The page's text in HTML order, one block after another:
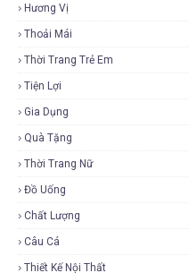
Hương Vị
Thoải Mái
Thời Trang Trẻ Em
Tiện Lợi
Gia Dụng
Quà Tặng
Thời Trang Nữ
Đồ Uống
Chất Lượng
Câu Cá
Thiết Kế Nội Thất